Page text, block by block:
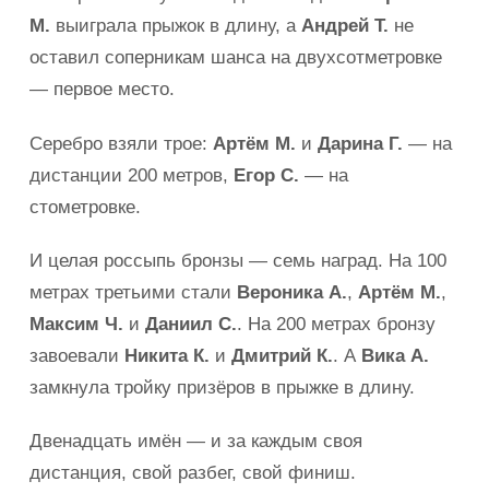
М. выиграла прыжок в длину, аАндрей Т. не
оставил соперникам шанса на двухсотметровке
— первое место.
Серебро взяли трое: Артём М. иДарина Г. — на
дистанции 200 метров, Егор С. — на
стометровке.
И целая россыпь бронзы — семь наград. На 100
метрах третьими стали Вероника А.,Артём М.,
Максим Ч. иДаниил С.. На 200 метрах бронзу
завоевали Никита К. иДмитрий К.. А Вика А.
замкнула тройку призёров в прыжке в длину.
Двенадцать имён — и за каждым своя
дистанция, свой разбег, свой финиш.